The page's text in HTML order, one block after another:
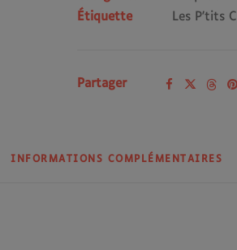
règles
Gros
Étiquette
Les P'tits
Partager
INFORMATIONS COMPLÉMENTAIRES